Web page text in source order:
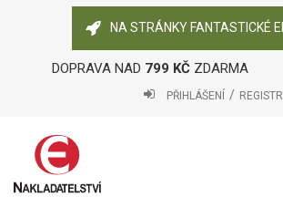
NA STRÁNKY FANTASTICKÉ
DOPRAVA NAD 799 KČZDARMA
PŘIHLÁŠENÍ